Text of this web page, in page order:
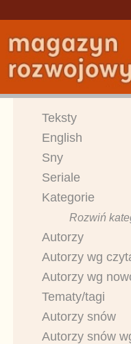
Teksty
English
Sny
Seriale
Kategorie
Rozwiń
Autorzy
Autorzy wg
Autorzy wg
Tematy/tagi
Autorzy snów
Autorzy snów